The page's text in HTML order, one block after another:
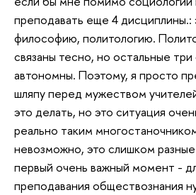
преподавать еще 4 дисциплины.:
философию, политологию.
связаны тесно, но остальные
автономны. Поэтому, я просто
шляпу перед мужеством
это делать, но это ситуация
реально таким
невозможно, это слишком
первый очень важный момент -
преподавания обществознания